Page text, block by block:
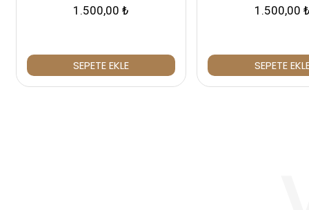
1.500,00 ₺
SEPETE EKLE
1.500,00
SEPETE